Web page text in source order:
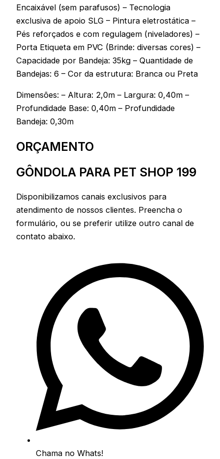
Encaixável (sem parafusos) – Tecnologia
exclusiva de apoio SLG – Pintura eletrostática –
Pés reforçados e com regulagem (niveladores) –
Porta Etiqueta em PVC (Brinde: diversas cores) –
Capacidade por Bandeja: 35kg – Quantidade de
Bandejas: 6 – Cor da estrutura: Branca ou Preta
Dimensões: – Altura: 2,0m – Largura: 0,40m –
Profundidade Base: 0,40m – Profundidade
Bandeja: 0,30m
ORÇAMENTO
GÔNDOLA PARA PET SHOP 199
Disponibilizamos canais exclusivos para
atendimento de nossos clientes. Preencha o
formulário, ou se preferir utilize outro canal de
contato abaixo.
Chama no Whats!